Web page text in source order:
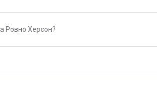
Ровно Херсон?